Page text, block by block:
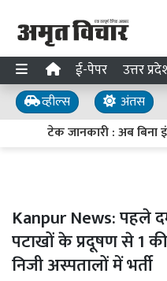
ई-पेपर उत्तर
व्हील्स अंतस
टेक जानकारी : अब बिना
Kanpur News: पहले
पटाखों के प्रदूषण से 1
निजी अस्पतालों में भर्ती